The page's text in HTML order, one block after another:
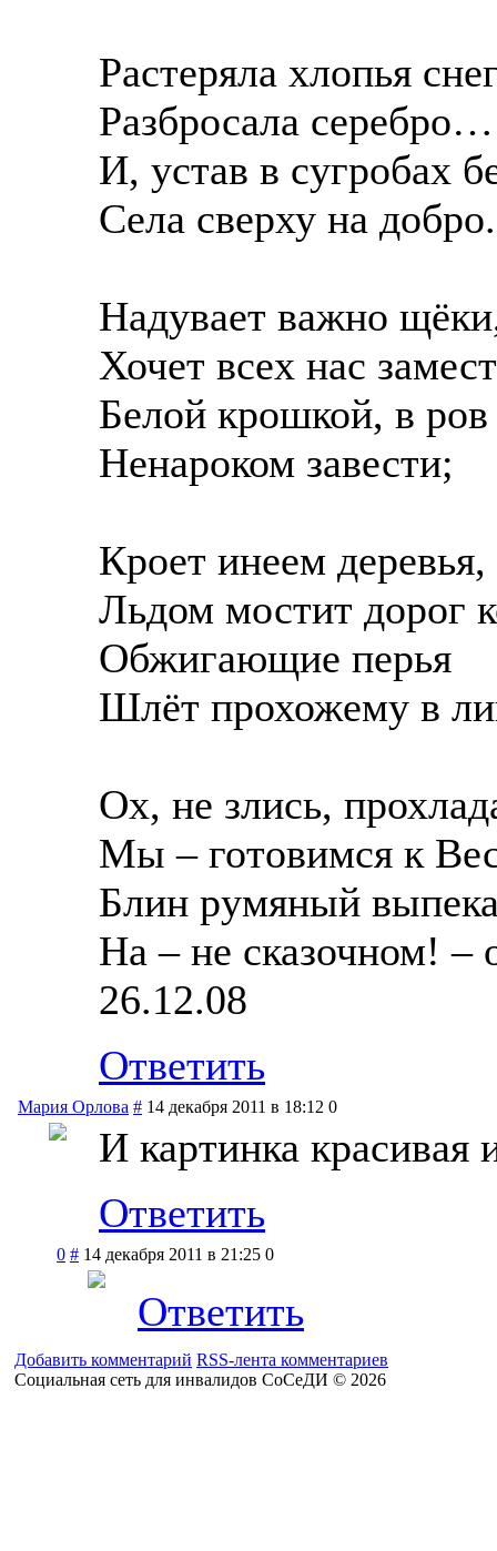
Растеряла хлопья
Разбросала серебро…
И, устав в сугробах
Села сверху на добро.
Надувает важно
Хочет всех нас
Белой крошкой, в ров
Ненароком завести;
Кроет инеем деревья,
Льдом мостит дорог
Обжигающие перья
Шлёт прохожему в
Ох, не злись,
Мы – готовимся к
Блин румяный
На – не сказочном! –
26.12.08
Ответить
Мария Орлова # 14 декабря 2011 в 18:12 0
И картинка красивая
Ответить
0 # 14 декабря 2011 в 21:25 0
Ответить
Добавить комментарий RSS-лента комментариев
Социальная сеть для инвалидов СоСеДИ © 2026